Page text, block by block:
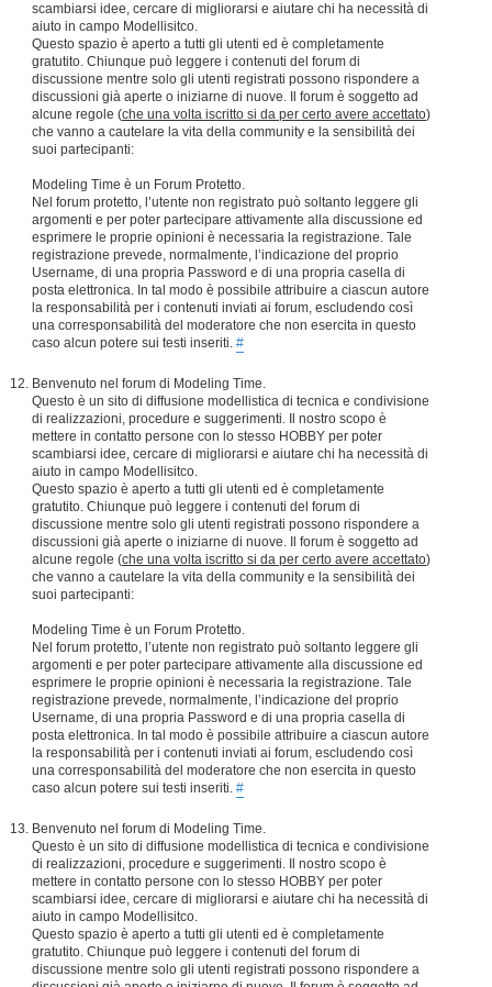
scambiarsi idee, cercare di migliorarsi e aiutare chi ha necessità di
aiuto in campo Modellisitco.
Questo spazio è aperto a tutti gli utenti ed è completamente
gratutito. Chiunque può leggere i contenuti del forum di
discussione mentre solo gli utenti registrati possono rispondere a
discussioni già aperte o iniziarne di nuove. Il forum è soggetto ad
alcune regole (che una volta iscritto si da per certo avere accettato)
che vanno a cautelare la vita della community e la sensibilità dei
suoi partecipanti:
Modeling Time è un Forum Protetto.
Nel forum protetto, l’utente non registrato può soltanto leggere gli
argomenti e per poter partecipare attivamente alla discussione ed
esprimere le proprie opinioni è necessaria la registrazione. Tale
registrazione prevede, normalmente, l’indicazione del proprio
Username, di una propria Password e di una propria casella di
posta elettronica. In tal modo è possibile attribuire a ciascun autore
la responsabilità per i contenuti inviati ai forum, escludendo così
una corresponsabilità del moderatore che non esercita in questo
caso alcun potere sui testi inseriti. #
Benvenuto nel forum di Modeling Time.
Questo è un sito di diffusione modellistica di tecnica e condivisione
di realizzazioni, procedure e suggerimenti. Il nostro scopo è
mettere in contatto persone con lo stesso HOBBY per poter
scambiarsi idee, cercare di migliorarsi e aiutare chi ha necessità di
aiuto in campo Modellisitco.
Questo spazio è aperto a tutti gli utenti ed è completamente
gratutito. Chiunque può leggere i contenuti del forum di
discussione mentre solo gli utenti registrati possono rispondere a
discussioni già aperte o iniziarne di nuove. Il forum è soggetto ad
alcune regole (che una volta iscritto si da per certo avere accettato)
che vanno a cautelare la vita della community e la sensibilità dei
suoi partecipanti:
Modeling Time è un Forum Protetto.
Nel forum protetto, l’utente non registrato può soltanto leggere gli
argomenti e per poter partecipare attivamente alla discussione ed
esprimere le proprie opinioni è necessaria la registrazione. Tale
registrazione prevede, normalmente, l’indicazione del proprio
Username, di una propria Password e di una propria casella di
posta elettronica. In tal modo è possibile attribuire a ciascun autore
la responsabilità per i contenuti inviati ai forum, escludendo così
una corresponsabilità del moderatore che non esercita in questo
caso alcun potere sui testi inseriti. #
Benvenuto nel forum di Modeling Time.
Questo è un sito di diffusione modellistica di tecnica e condivisione
di realizzazioni, procedure e suggerimenti. Il nostro scopo è
mettere in contatto persone con lo stesso HOBBY per poter
scambiarsi idee, cercare di migliorarsi e aiutare chi ha necessità di
aiuto in campo Modellisitco.
Questo spazio è aperto a tutti gli utenti ed è completamente
gratutito. Chiunque può leggere i contenuti del forum di
discussione mentre solo gli utenti registrati possono rispondere a